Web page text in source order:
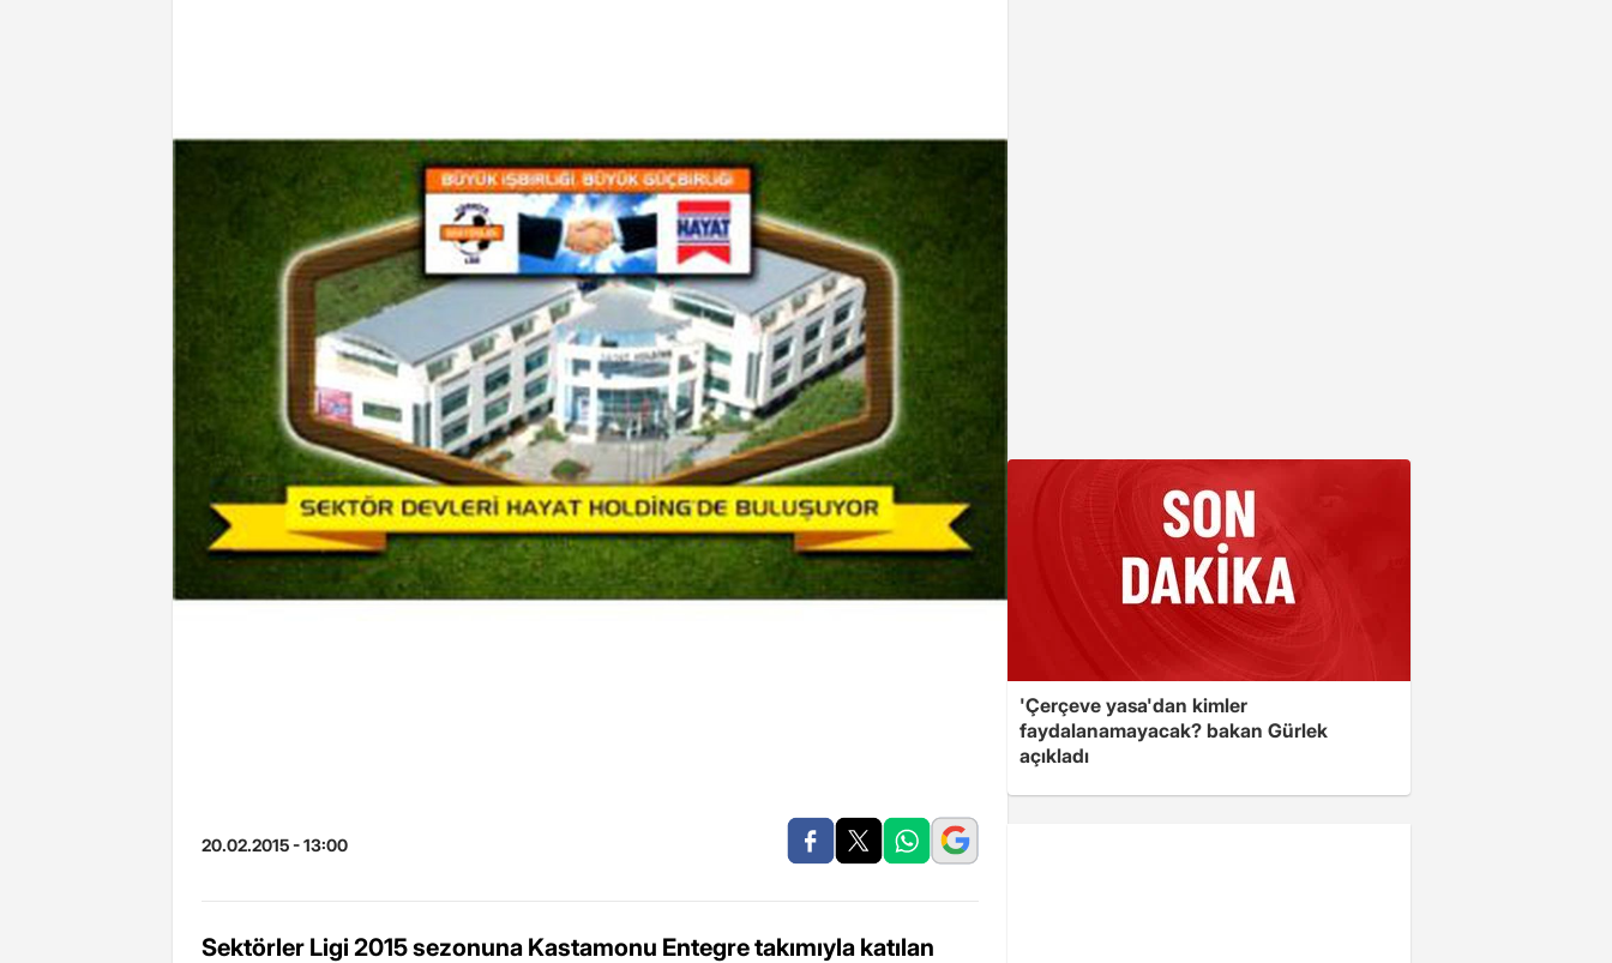
20.02.2015 - 13:00
Sektörler Ligi 2015 sezonuna Kastamonu Entegre takımıyla katılan
'Çerçeve yasa'dan kimler
faydalanamayacak? bakan Gürlek
açıkladı